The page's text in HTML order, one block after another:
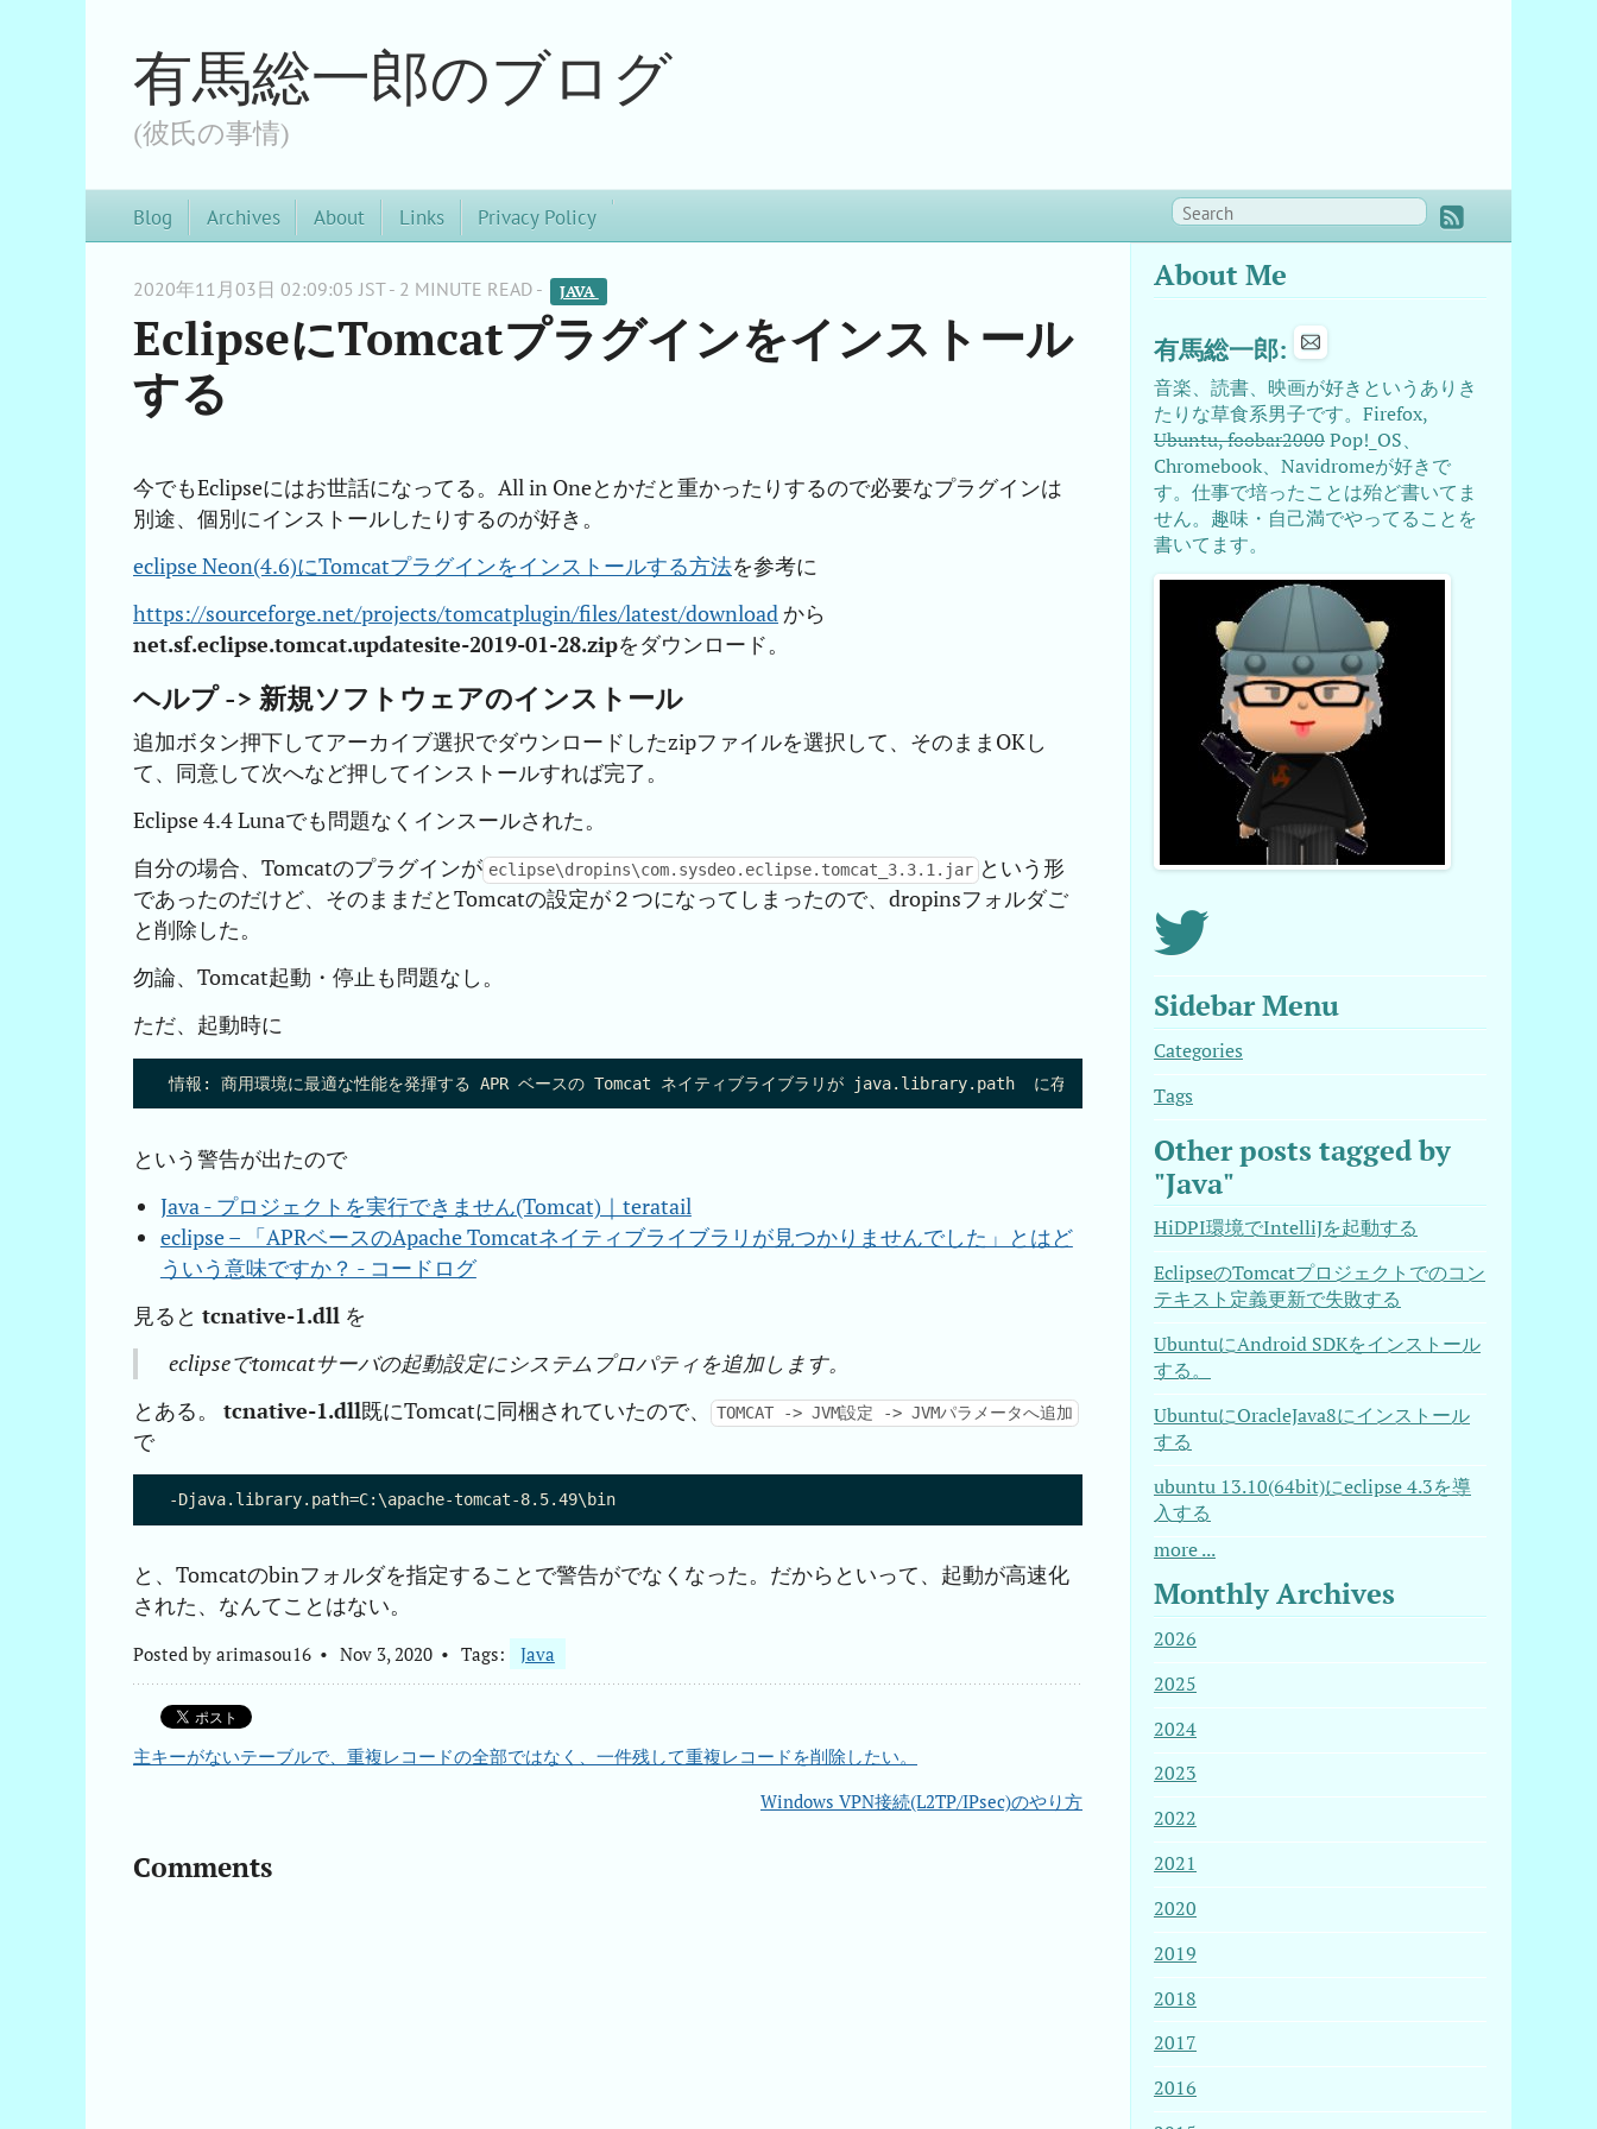
有馬総一郎のブログ
(彼氏の事情)
Blog Archives About Links Privacy Policy
2020年11月03日 02:09:05 JST - 2 MINUTE READ - JAVA
EclipseにTomcatプラグインをインストール
する
今でもEclipseにはお世話になってる。All in Oneとかだと重かったりするので必要なプラグインは
別途、個別にインストールしたりするのが好き。
eclipse Neon(4.6)にTomcatプラグインをインストールする方法を参考に
https://sourceforge.net/projects/tomcatplugin/files/latest/downloadから
net.sf.eclipse.tomcat.updatesite-2019-01-28.zipをダウンロード。
ヘルプ -> 新規ソフトウェアのインストール
追加ボタン押下してアーカイブ選択でダウンロードしたzipファイルを選択して、そのままOKし
て、同意して次へなど押してインストールすれば完了。
Eclipse 4.4 Lunaでも問題なくインスールされた。
自分の場合、Tomcatのプラグインが eclipse\dropins\com.sysdeo.eclipse.tomcat_3.3.1.jar という形
であったのだけど、そのままだとTomcatの設定が２つになってしまったので、dropinsフォルダご
と削除した。
勿論、Tomcat起動・停止も問題なし。
ただ、起動時に
という警告が出たので
Java - プロジェクトを実行できません(Tomcat)｜teratail
eclipse – 「APRベースのApache Tomcatネイティブライブラリが見つかりませんでした」とはど
ういう意味ですか？ - コードログ
見ると tcnative-1.dll を
eclipseでtomcatサーバの起動設定にシステムプロパティを追加します。
とある。 tcnative-1.dll既にTomcatに同梱されていたので、 TOMCAT -> JVM設定 -> JVMパラメータへ追加
で
と、Tomcatのbinフォルダを指定することで警告がでなくなった。だからといって、起動が高速化
された、なんてことはない。
Posted by arimasou16 Nov 3, 2020 Tags: Java
主キーがないテーブルで、重複レコードの全部ではなく、一件残して重複レコードを削除したい。
Windows VPN接続(L2TP/IPsec)のやり方
Comments
About Me
有馬総一郎:
音楽、読書、映画が好きというありき
たりな草食系男子です。Firefox,
Ubuntu, foobar2000Pop!_OS、
Chromebook、Navidromeが好きで
す。仕事で培ったことは殆ど書いてま
せん。趣味・自己満でやってることを
書いてます。
Sidebar Menu
Categories
Tags
Other posts tagged by
"Java"
HiDPI環境でIntelliJを起動する
EclipseのTomcatプロジェクトでのコン
テキスト定義更新で失敗する
UbuntuにAndroid SDKをインストール
する。
UbuntuにOracleJava8にインストール
する
ubuntu 13.10(64bit)にeclipse 4.3を導
入する
more ...
Monthly Archives
2026
2025
2024
2023
2022
2021
2020
2019
2018
2017
2016